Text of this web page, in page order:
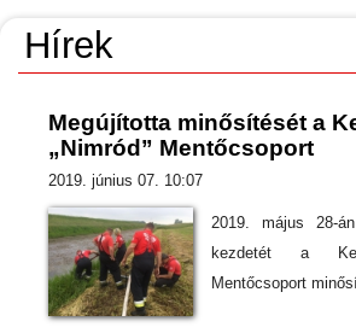
Hírek
Megújította minősítését a
„Nimród” Mentőcsoport
2019. június 07. 10:07
2019. május 28-
kezdetét a
Mentőcsoport